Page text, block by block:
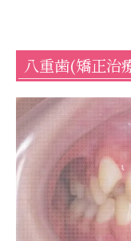
八重歯(矯正治